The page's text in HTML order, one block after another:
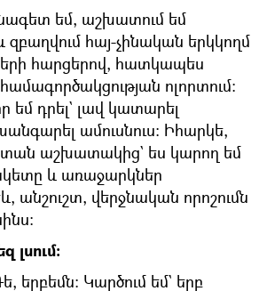
եմ, աշխատում եմ
հայ-չինական երկկողմ
հարցերով, հատկապես
ոլորտում:
եմ դրել` լավ կատարել
ամուսնուս: Իհարկե,
աշխատակից` ես կարող եմ
և առաջարկներ
անշուշտ, վերջնական որոշումն
լսում:
երբեմն: Կարծում եմ` երբ